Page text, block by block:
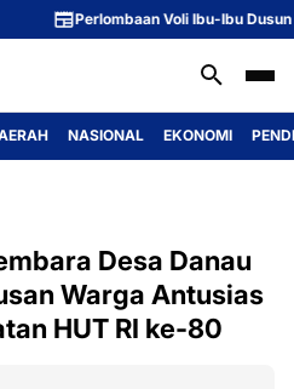
Perlombaan Voli Ibu-Ibu Dusun 1
NASIONAL EKONOMI
Desa Danau
Warga Antusias
HUT RI ke-80